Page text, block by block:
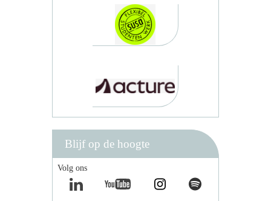
Blijf op de hoogte
Volg ons